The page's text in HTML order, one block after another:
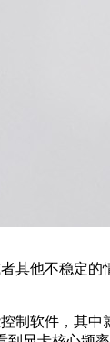
其他不稳定
制软件，其